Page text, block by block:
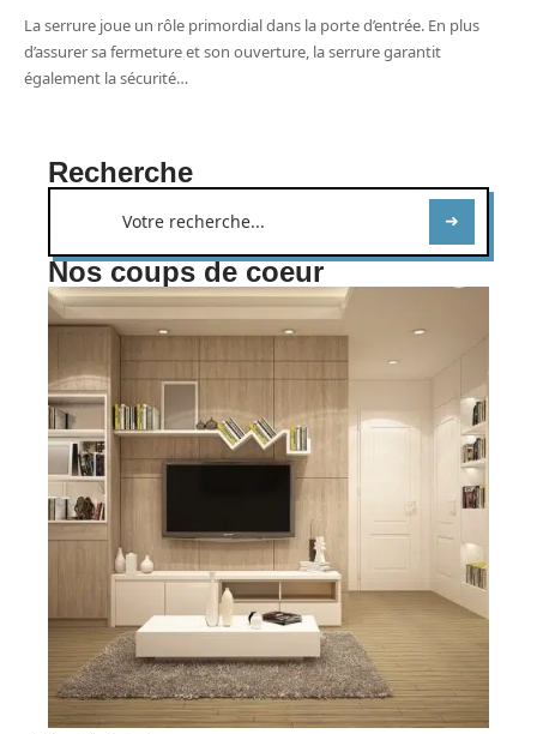
La serrure joue un rôle primordial dans la porte d’entrée. En plus
d’assurer sa fermeture et son ouverture, la serrure garantit
également la sécurité…
Recherche
Nos coups de coeur